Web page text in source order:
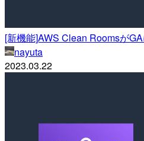
[新機能]AWS Clean Roomsが
nayuta
2023.03.22